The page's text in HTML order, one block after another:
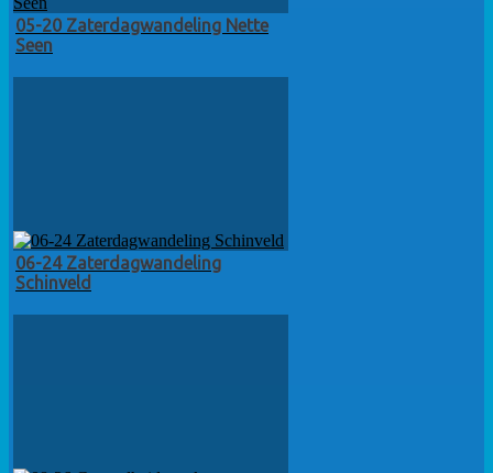
05-20 Zaterdagwandeling Nette
Seen
06-24 Zaterdagwandeling
Schinveld